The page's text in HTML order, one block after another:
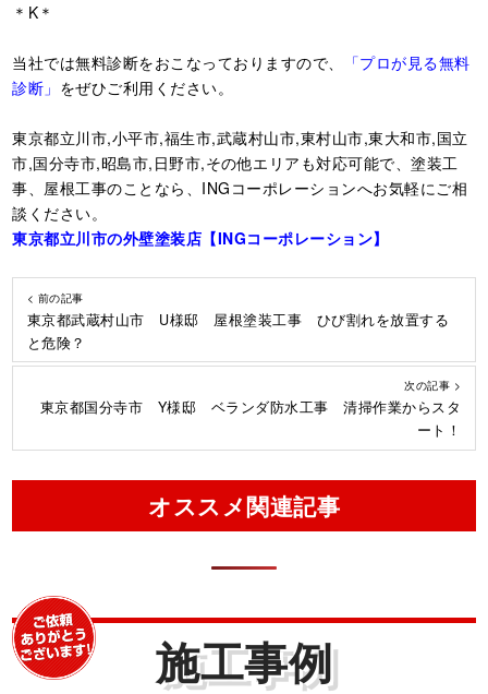
＊K＊
当社では無料診断をおこなっておりますので、
「プロが見る無料
診断」 をぜひご利用ください。
東京都立川市,小平市,福生市,武蔵村山市,東村山市,東大和市,国立
市,国分寺市,昭島市,日野市,その他エリアも対応可能で、塗装工
事、屋根工事のことなら、INGコーポレーションへお気軽にご相
談ください。
東京都立川市の外壁塗装店【INGコーポレーション】
< 前の記事
東京都武蔵村山市 U様邸 屋根塗装工事 ひび割れを放置する
と危険？
次の記事 >
東京都国分寺市 Y様邸 ベランダ防水工事 清掃作業からスタ
ート！
オススメ関連記事
施工事例